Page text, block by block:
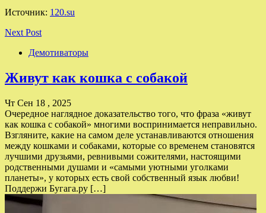
Источник: 120.su
Next Post
Демотиваторы
Живут как кошка с собакой
Чт Сен 18 , 2025
Очередное наглядное доказательство того, что фраза «живут
как кошка с собакой» многими воспринимается неправильно.
Взгляните, какие на самом деле устанавливаются отношения
между кошками и собаками, которые со временем становятся
лучшими друзьями, ревнивыми сожителями, настоящими
родственными душами и «самыми уютными уголками
планеты», у которых есть свой собственный язык любви!
Поддержи Бугага.ру […]